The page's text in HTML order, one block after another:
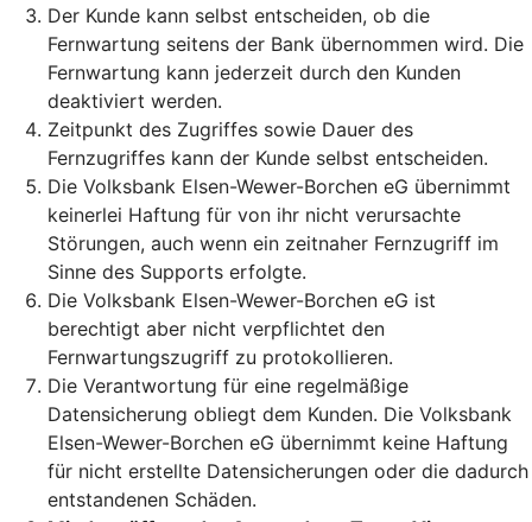
Der Kunde kann selbst entscheiden, ob die
Fernwartung seitens der Bank übernommen wird. Die
Fernwartung kann jederzeit durch den Kunden
deaktiviert werden.
Zeitpunkt des Zugriffes sowie Dauer des
Fernzugriffes kann der Kunde selbst entscheiden.
Die Volksbank Elsen-Wewer-Borchen eG übernimmt
keinerlei Haftung für von ihr nicht verursachte
Störungen, auch wenn ein zeitnaher Fernzugriff im
Sinne des Supports erfolgte.
Die Volksbank Elsen-Wewer-Borchen eG ist
berechtigt aber nicht verpflichtet den
Fernwartungszugriff zu protokollieren.
Die Verantwortung für eine regelmäßige
Datensicherung obliegt dem Kunden. Die Volksbank
Elsen-Wewer-Borchen eG übernimmt keine Haftung
für nicht erstellte Datensicherungen oder die dadurch
entstandenen Schäden.